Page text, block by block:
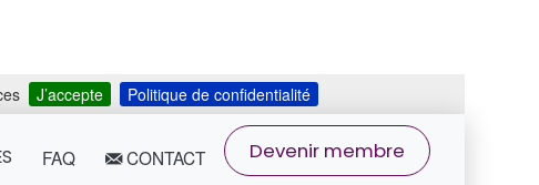
J’accepte Politique de confidentialité
FAQ CONTACT Devenir membre